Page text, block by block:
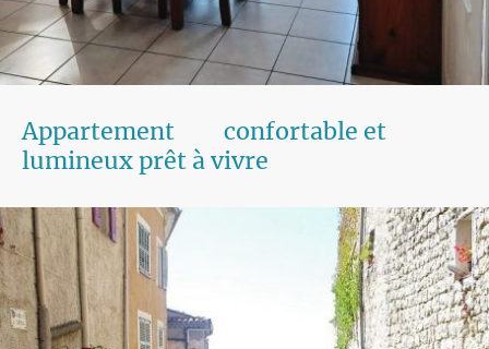
Appartement confortable et
lumineux prêt à vivre